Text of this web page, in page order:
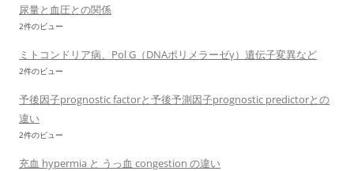
尿量と血圧との関係
2件のビュー
ミトコンドリア病、Pol G（DNAポリメラーゼγ）遺伝子変異など
2件のビュー
予後因子prognostic factorと予後予測因子prognostic predictorとの
違い
2件のビュー
充血 hypermia と うっ血 congestion の違い